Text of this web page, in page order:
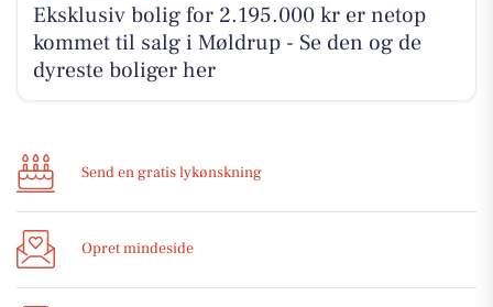
Eksklusiv bolig for 2.195.000 kr er netop
kommet til salg i Møldrup - Se den og de
dyreste boliger her
Send en gratis lykønskning
Opret mindeside